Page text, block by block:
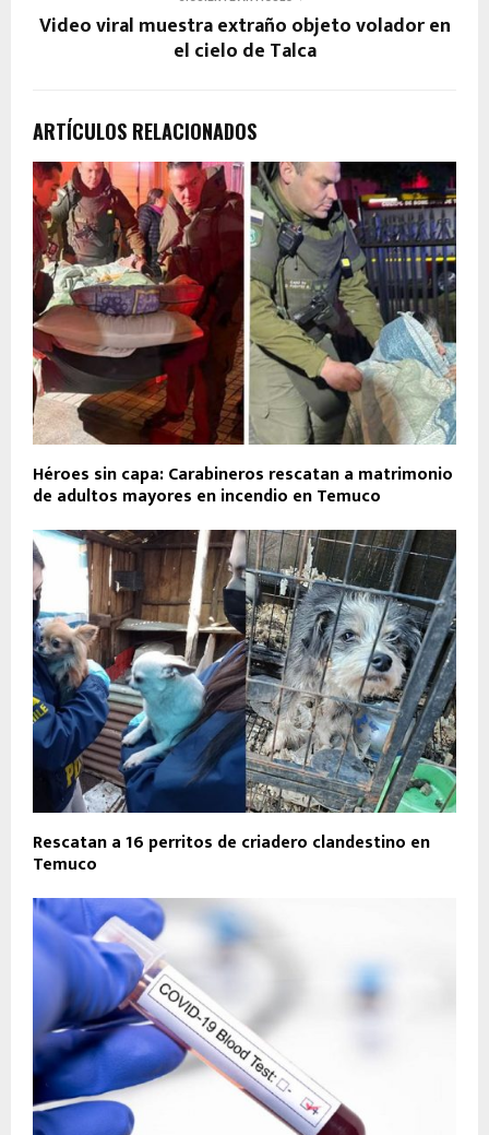
Video viral muestra extraño objeto volador en
el cielo de Talca
ARTÍCULOS RELACIONADOS
Héroes sin capa: Carabineros rescatan a matrimonio
de adultos mayores en incendio en Temuco
Rescatan a 16 perritos de criadero clandestino en
Temuco